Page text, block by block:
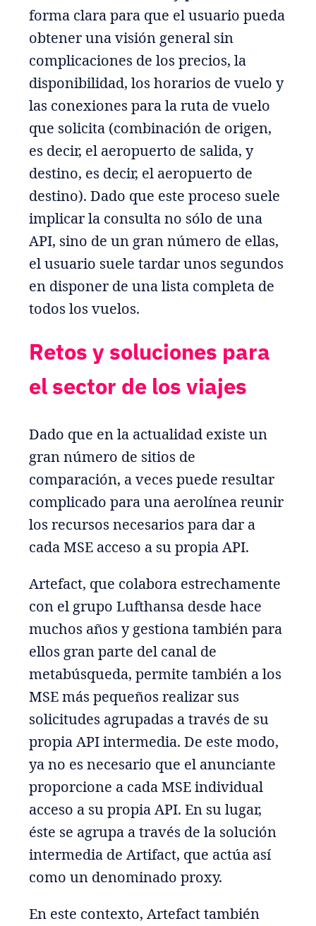
forma clara para que el usuario pueda
obtener una visión general sin
complicaciones de los precios, la
disponibilidad, los horarios de vuelo y
las conexiones para la ruta de vuelo
que solicita (combinación de origen,
es decir, el aeropuerto de salida, y
destino, es decir, el aeropuerto de
destino). Dado que este proceso suele
implicar la consulta no sólo de una
API, sino de un gran número de ellas,
el usuario suele tardar unos segundos
en disponer de una lista completa de
todos los vuelos.
Retos y soluciones para
el sector de los viajes
Dado que en la actualidad existe un
gran número de sitios de
comparación, a veces puede resultar
complicado para una aerolínea reunir
los recursos necesarios para dar a
cada MSE acceso a su propia API.
Artefact, que colabora estrechamente
con el grupo Lufthansa desde hace
muchos años y gestiona también para
ellos gran parte del canal de
metabúsqueda, permite también a los
MSE más pequeños realizar sus
solicitudes agrupadas a través de su
propia API intermedia. De este modo,
ya no es necesario que el anunciante
proporcione a cada MSE individual
acceso a su propia API. En su lugar,
éste se agrupa a través de la solución
intermedia de Artifact, que actúa así
como un denominado proxy.
En este contexto, Artefact también